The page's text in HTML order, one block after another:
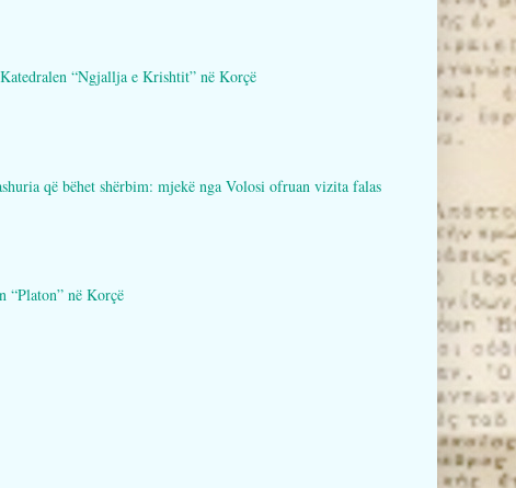
“Ngjallja e Krishtit” në Korçë
që bëhet shërbim: mjekë nga Volosi ofruan vizita falas
në Korçë